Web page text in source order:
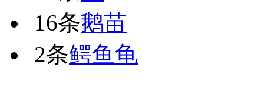
16条鹅苗
2条鳄鱼龟